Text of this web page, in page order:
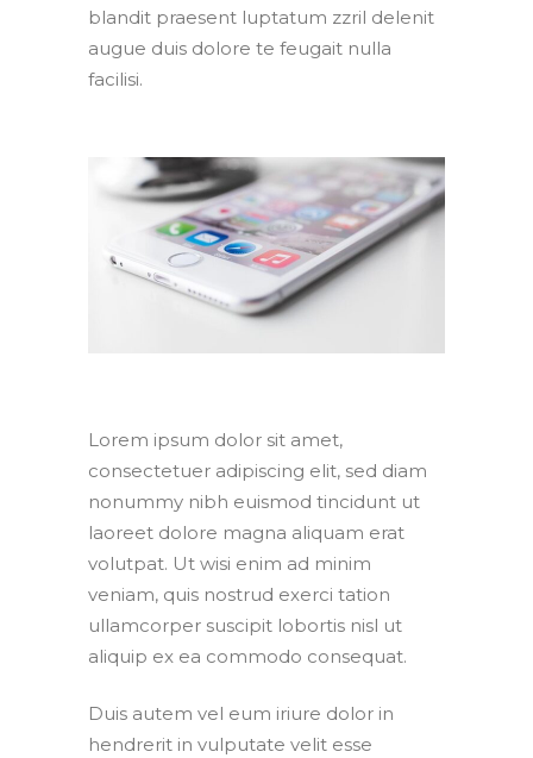
blandit praesent luptatum zzril delenit
augue duis dolore te feugait nulla
facilisi.
Lorem ipsum dolor sit amet,
consectetuer adipiscing elit, sed diam
nonummy nibh euismod tincidunt ut
laoreet dolore magna aliquam erat
volutpat. Ut wisi enim ad minim
veniam, quis nostrud exerci tation
ullamcorper suscipit lobortis nisl ut
aliquip ex ea commodo consequat.
Duis autem vel eum iriure dolor in
hendrerit in vulputate velit esse